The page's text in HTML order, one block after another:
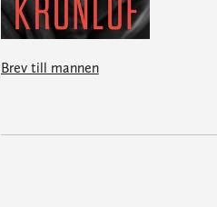
Brev till mannen